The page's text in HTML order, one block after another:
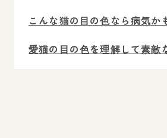
こんな猫の目の色なら病気か
愛猫の目の色を理解して素敵